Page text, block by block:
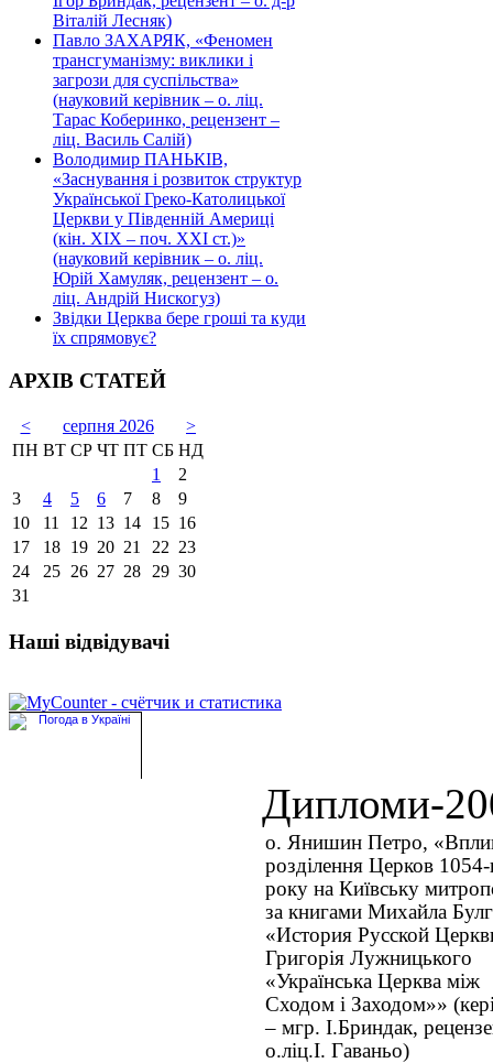
Віталій Лесняк)
Павло ЗАХАРЯК, «Феномен
трансгуманізму: виклики і
загрози для суспільства»
(науковий керівник – о. ліц.
Тарас Коберинко, рецензент –
ліц. Василь Салій)
Володимир ПАНЬКІВ,
«Заснування і розвиток структур
Української Греко-Католицької
Церкви у Південній Америці
(кін. ХІХ – поч. ХХІ ст.)»
(науковий керівник – о. ліц.
Юрій Хамуляк, рецензент – о.
ліц. Андрій Нискогуз)
Звідки Церква бере гроші та куди
їх спрямовує?
АРХІВ СТАТЕЙ
< серпня 2026
>
ПН ВТ СР ЧТ ПТ СБ НД
1
2
3
4 5 6 7 8
9
10
11 12 13 14 15 16
17
18 19 20 21 22 23
24
25 26 27 28 29 30
31
Наші відвідувачі
Дипломи-
о. Янишин Петро,
розділення Церков 1054-
року на Київську
за книгами Михайла
«История Русской
Григорія Лужницького
«Українська Церква між
Сходом і Заходом»»
– мгр. І.Бриндак,
о.ліц.І. Гаваньо)